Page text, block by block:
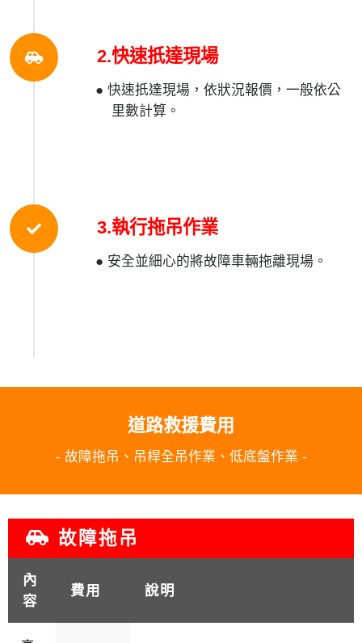
2.快速扺達現場
● 快速扺達現場，依狀況報價，一般依公
里數計算。
3.執行拖吊作業
● 安全並細心的將故障車輛拖離現場。
道路救援費用
- 故障拖吊、吊桿全吊作業、低底盤作業 -
故障拖吊
內
容
費用 說明